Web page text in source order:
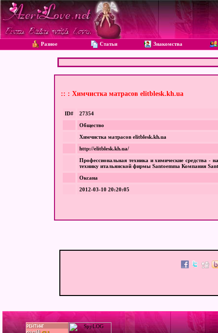
Разное Статьи Знакомства
:: : Химчистка матрасов elitblesk.kh.ua
ID#
27354
Общество
Химчистка матрасов elitblesk.kh.ua
http://elitblesk.kh.ua/
Профессиональная техника и химические средства -
технику итальянской фирмы Santoemma Компания
Оксана
2012-03-10 20:20:05